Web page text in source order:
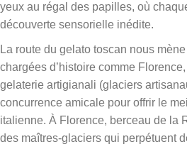
yeux au régal des papilles, où
découverte sensorielle inédite.
La route du gelato toscan nous
chargées d’histoire comme
gelaterie artigianali (glaciers
concurrence amicale pour offrir le
italienne. À Florence, berceau de la
des maîtres-glaciers qui perpétuent